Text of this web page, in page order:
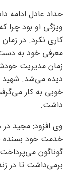
حداد عادل ادامه
ویژگی او بود
کاری نکرد. در
معرفی خود به دست
زمان مدیریت
دیده می‌شد. شهید
خوبی به کار
داشت.
وی افزود: مجید در
خدمت خود بسنده
گوناگون
برمی‌داشت تا در